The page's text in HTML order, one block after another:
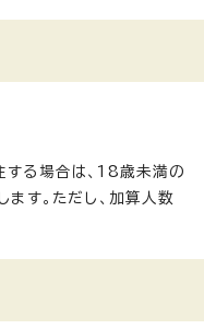
る場合は、18歳未満の
す。ただし、加算人数